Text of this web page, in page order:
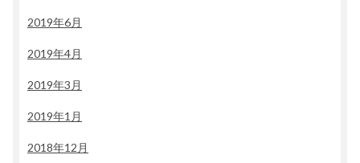
2019年6月
2019年4月
2019年3月
2019年1月
2018年12月